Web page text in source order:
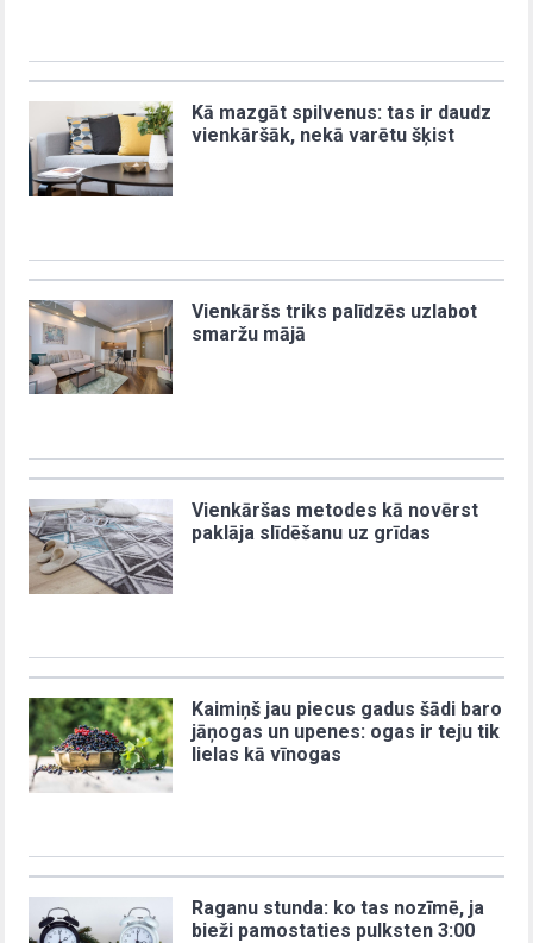
Kā mazgāt spilvenus: tas ir daudz
vienkāršāk, nekā varētu šķist
Vienkāršs triks palīdzēs uzlabot
smaržu mājā
Vienkāršas metodes kā novērst
paklāja slīdēšanu uz grīdas
Kaimiņš jau piecus gadus šādi baro
jāņogas un upenes: ogas ir teju tik
lielas kā vīnogas
Raganu stunda: ko tas nozīmē, ja
bieži pamostaties pulksten 3:00